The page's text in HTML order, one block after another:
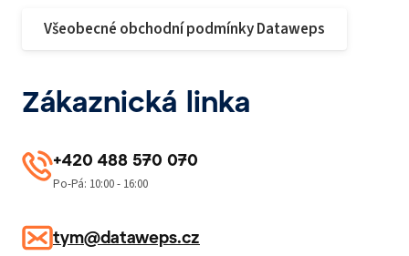
Všeobecné obchodní podmínky Dataweps
Zákaznická linka
+420 488 570 070
Po-Pá: 10:00 - 16:00
tym@dataweps.cz